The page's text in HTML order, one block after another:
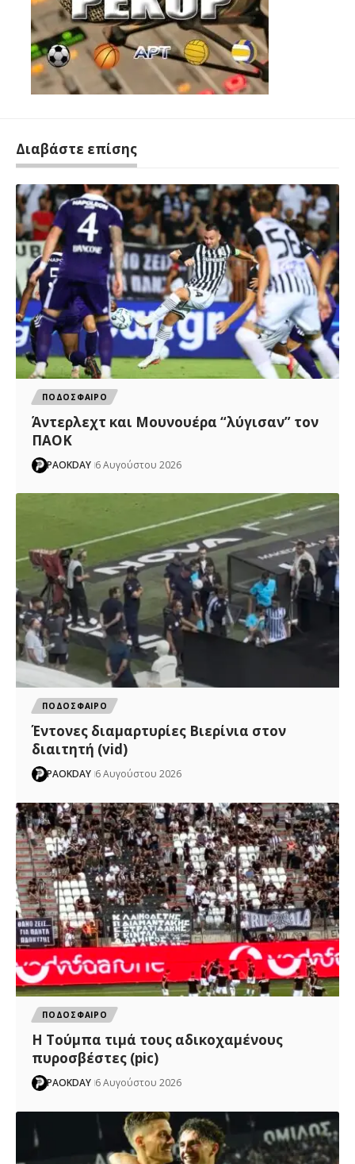
Διαβάστε επίσης
ΠΟΔΟΣΦΑΙΡΟ
Άντερλεχτ και Μουνουέρα “λύγισαν” τον
ΠΑΟΚ
PAOKDAY 6 Αυγούστου 2026
ΠΟΔΟΣΦΑΙΡΟ
Έντονες διαμαρτυρίες Βιερίνια στον
διαιτητή (vid)
PAOKDAY 6 Αυγούστου 2026
ΠΟΔΟΣΦΑΙΡΟ
H Tούμπα τιμά τους αδικοχαμένους
πυροσβέστες (pic)
PAOKDAY 6 Αυγούστου 2026